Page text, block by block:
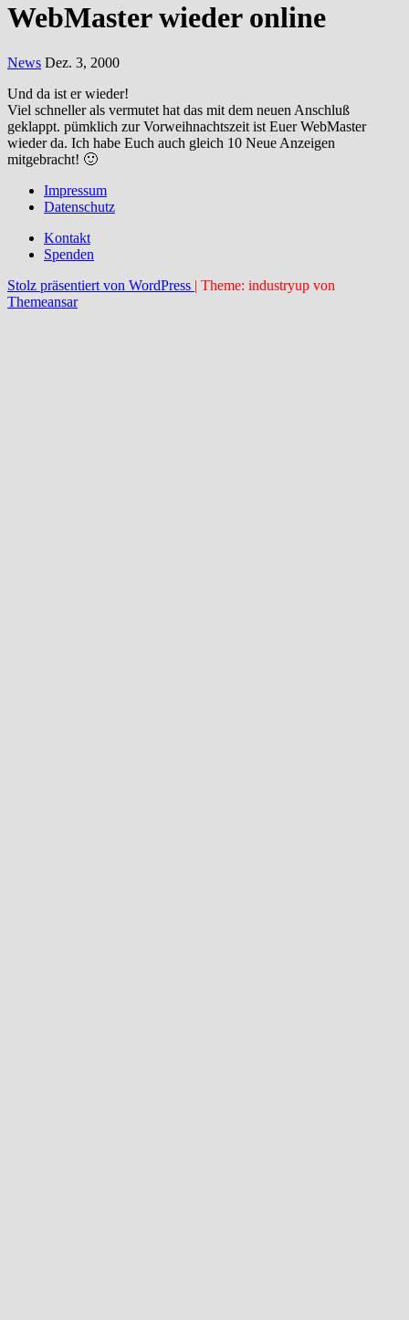
WebMaster wieder online
News Dez. 3, 2000
Und da ist er wieder!
Viel schneller als vermutet hat das mit dem neuen Anschluß
geklappt. pümklich zur Vorweihnachtszeit ist Euer WebMaster
wieder da. Ich habe Euch auch gleich 10 Neue Anzeigen
mitgebracht! 🙂
Impressum
Datenschutz
Kontakt
Spenden
Stolz präsentiert von WordPress | Theme: industryup von
Themeansar